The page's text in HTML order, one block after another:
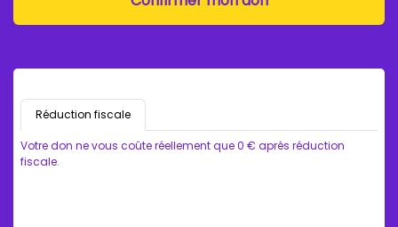
Réduction fiscale
Votre don ne vous coûte réellement que0 € après réduction
fiscale.